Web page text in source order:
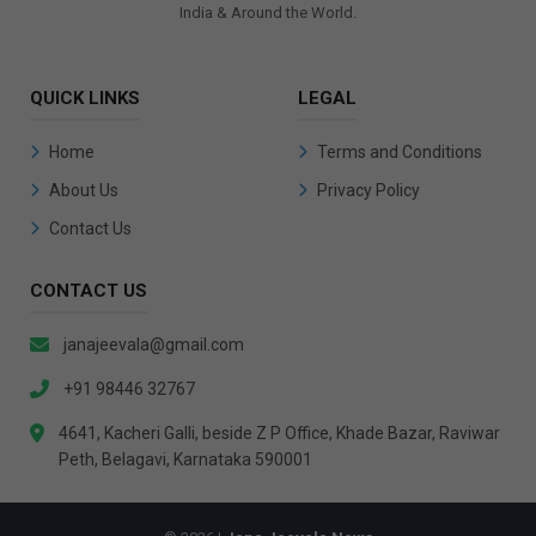
India & Around the World.
QUICK LINKS
Home
About Us
Contact Us
LEGAL
Terms and Conditions
Privacy Policy
CONTACT US
janajeevala@gmail.com
+91 98446 32767
4641, Kacheri Galli, beside Z P Office, Khade Bazar, Raviwar
Peth, Belagavi, Karnataka 590001